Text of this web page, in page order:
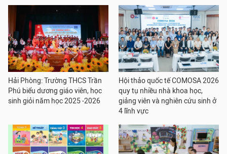
Hải Phòng: Trường THCS Trần
Phú biểu dương giáo viên, học
sinh giỏi năm học 2025 -2026
Hội thảo quốc tế COMOSA 2026
quy tụ nhiều nhà khoa học,
giảng viên và nghiên cứu sinh ở
4 lĩnh vực